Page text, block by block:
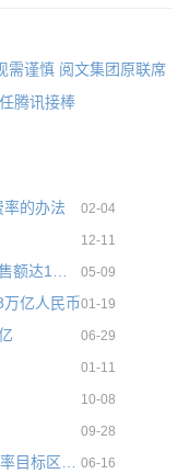
需谨慎 阅文集团原联席
腾讯接棒
的办法 02-04
12-11
05-09
亿人民币01-19
06-29
01-11
10-08
09-28
06-16